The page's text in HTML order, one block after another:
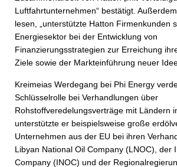
Luftfahrtunternehmen“ bestätigt.
lesen, „unterstützte Hatton Firmenkunden
Energiesektor bei der Entwicklung von
Finanzierungsstrategien zur Erreichung
Ziele sowie der Markteinführung neuer
Kreimeias Werdegang bei Phi Energy
Schlüsselrolle bei Verhandlungen über
Rohstoffveredelungsverträge mit Ländern
unterstützte er beispielsweise große
Unternehmen aus der EU bei ihren
Libyan National Oil Company (LNOC), der
Company (INOC) und der